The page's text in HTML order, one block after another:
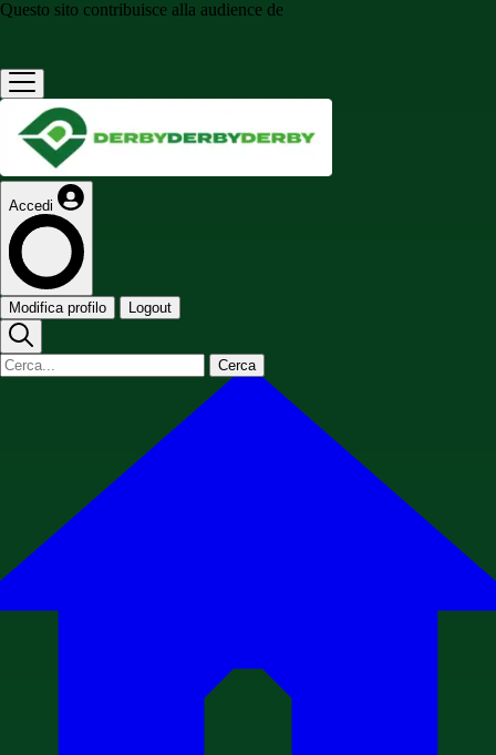
Questo sito contribuisce alla audience de
Accedi
Modifica profilo Logout
Cerca